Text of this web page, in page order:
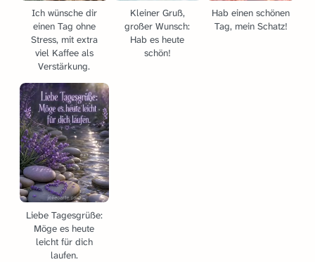
Ich wünsche dir
einen Tag ohne
Stress, mit extra
viel Kaffee als
Verstärkung.
Kleiner Gruß,
großer Wunsch:
Hab es heute
schön!
Hab einen schönen
Tag, mein Schatz!
Liebe Tagesgrüße:
Möge es heute
leicht für dich
laufen.